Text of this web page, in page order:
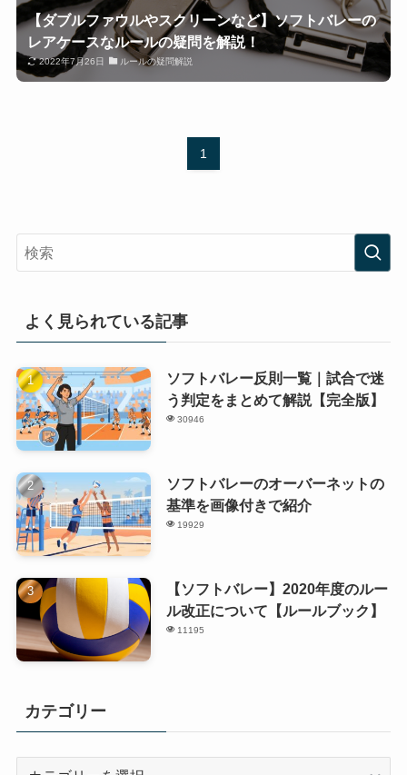
【ダブルファウルやスクリーンなど】ソフトバレーの
レアケースなルールの疑問を解説！
2022年7月26日 ルールの疑問解説
1
よく見られている記事
ソフトバレー反則一覧｜試合で迷
う判定をまとめて解説【完全版】
30946
ソフトバレーのオーバーネットの
基準を画像付きで紹介
19929
【ソフトバレー】2020年度のルー
ル改正について【ルールブック】
11195
カテゴリー